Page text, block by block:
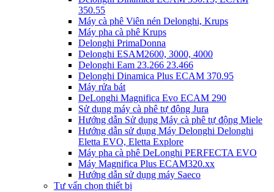
350.55
Máy cà phê Viên nén Delonghi, Krups
Máy pha cà phê Krups
Delonghi PrimaDonna
Delonghi ESAM2600, 3000, 4000
Delonghi Eam 23.266 23.466
Delonghi Dinamica Plus ECAM 370.95
Máy rửa bát
DeLonghi Magnifica Evo ECAM 290
Sử dụng máy cà phê tự động Jura
Hướng dẫn Sử dụng Máy cà phê tự động Miele
Hướng dẫn sử dụng Máy Delonghi Delonghi
Eletta EVO, Eletta Explore
Máy pha cà phê DeLonghi PERFECTA EVO
Máy Magnifica Plus ECAM320.xx
Hướng dẫn sử dụng máy Saeco
Tư vấn chọn thiết bị